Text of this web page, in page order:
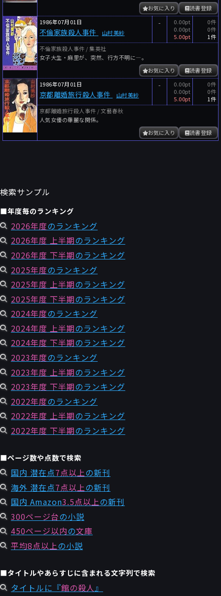
読書登録
お気に入り
1986年07月01日
不倫家族殺人事件 山村美紗
-
0.00pt
0.00pt
5.00pt
0件
0件
1件
不倫家族殺人事件 / 集英社
女子大生・麻里が、突然、行方不明に―。
読書登録
お気に入り
1986年07月01日
京都離婚旅行殺人事件 山村美紗
-
0.00pt
0.00pt
5.00pt
0件
0件
1件
京都離婚旅行殺人事件 / 文藝春秋
人気女優の華麗な関係。
読書登録
お気に入り
検索サンプル
■年度毎のランキング
2026年度のランキング
2026年度 上半期のランキング
2026年度 下半期のランキング
2025年度のランキング
2025年度 上半期のランキング
2025年度 下半期のランキング
2024年度のランキング
2024年度 上半期のランキング
2024年度 下半期のランキング
2023年度のランキング
2023年度 上半期のランキング
2023年度 下半期のランキング
2022年度のランキング
2022年度 上半期のランキング
2022年度 下半期のランキング
■ページ数や点数で検索
国内 潜在点7点以上の新刊
海外 潜在点7点以上の新刊
国内 Amazon3.5点以上の新刊
300ページ台の小説
450ページ以内の文庫
平均8点以上の小説
■タイトルやあらすじに含まれる文字列で検索
タイトルに『館の殺人』